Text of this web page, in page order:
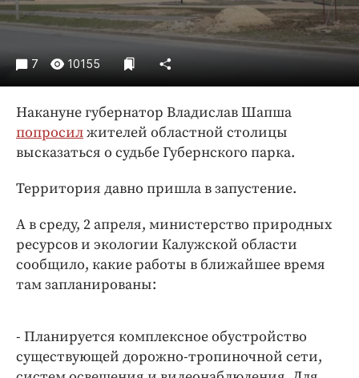
Общество
Праздники
Спорт
Экономика и бизнес
Издания
Медиаперсона
Интересное чтиво
Бренд года
Работодатель года
7 10155
Накануне губернатор Владислав Шапша
попросилжителей областной столицы
высказаться о судьбе Губернского парка.
Территория давно пришла в запустение.
А в среду, 2 апреля, министерство природных
ресурсов и экологии Калужской области
сообщило, какие работы в ближайшее время
там запланированы:
- Планируется комплексное обустройство
существующей дорожно-тропиночной сети,